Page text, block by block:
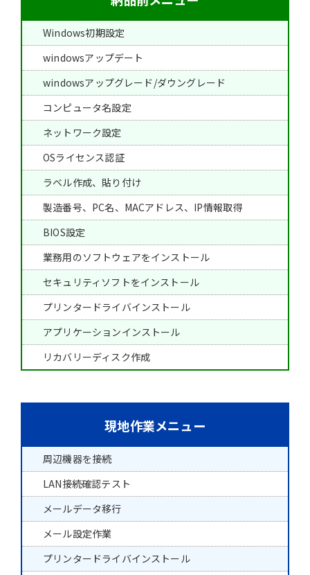
Windows初期設定
windowsアップデート
windowsアップグレード/ダウングレード
コンピュータ名設定
ネットワーク設定
OSライセンス認証
ラベル作成、貼り付け
製造番号、PC名、MACアドレス、IP情報取得
BIOS設定
業務用のソフトウェアをインストール
セキュリティソフトをインストール
プリンタードライバインストール
アプリケーションインストール
リカバリーディスク作成
現地作業メニュー
周辺機器を接続
LAN接続確認テスト
メールデータ移行
メール設定作業
プリンタードライバインストール